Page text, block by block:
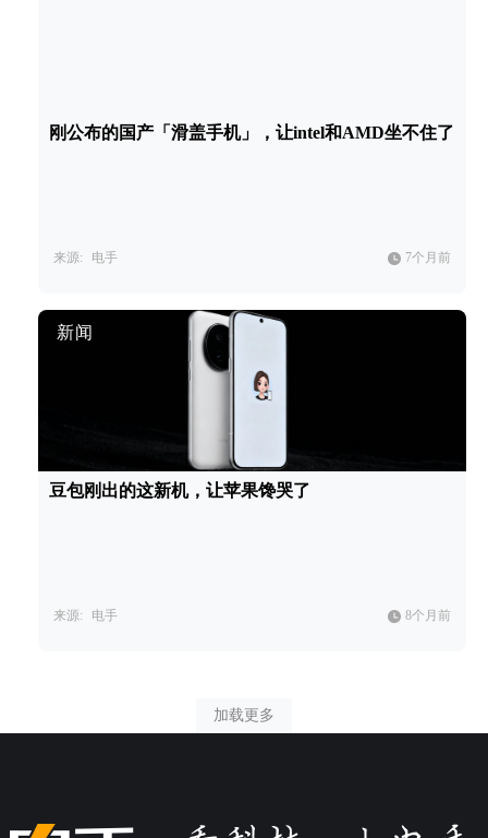
刚公布的国产「滑盖手机」，让intel和AMD坐不住了
来源: 电手 7个月前
新闻
豆包刚出的这新机，让苹果馋哭了
来源: 电手 8个月前
加载更多